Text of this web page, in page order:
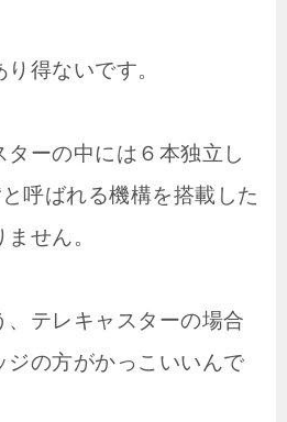
得ないです。
ーの中には６本独立し
と呼ばれる機構を搭載した
せん。
テレキャスターの場合
ジの方がかっこいいんで